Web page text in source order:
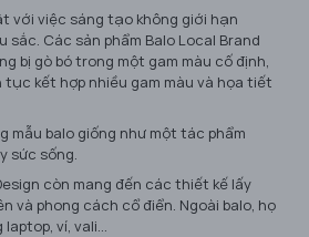
với việc sáng tạo không giới hạn
sắc. Các sản phẩm Balo Local Brand
bị gò bó trong một gam màu cố định,
tục kết hợp nhiều gam màu và họa tiết
mẫu balo giống như một tác phẩm
sức sống.
còn mang đến các thiết kế lấy
và phong cách cổ điển. Ngoài balo, họ
ví, vali...